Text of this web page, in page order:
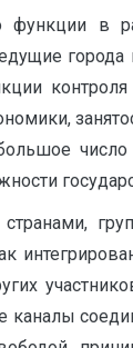
функции в
число
каналы